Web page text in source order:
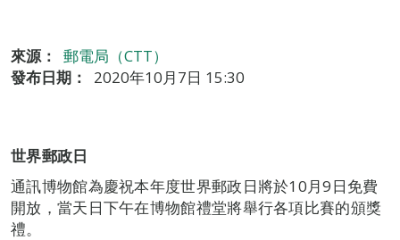
來源：
郵電局（CTT）
發布日期：
2020年10月7日 15:30
世界郵政日
通訊博物館為慶祝本年度世界郵政日將於10月9日免費
開放，當天日下午在博物館禮堂將舉行各項比賽的頒獎
禮。